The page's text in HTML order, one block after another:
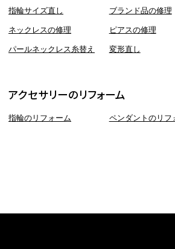
指輪サイズ直し ブランド品の修理
ネックレスの修理 ピアスの修理
パールネックレス糸替え 変形直し
アクセサリーのリフォーム
指輪のリフォーム ペンダントのリフ